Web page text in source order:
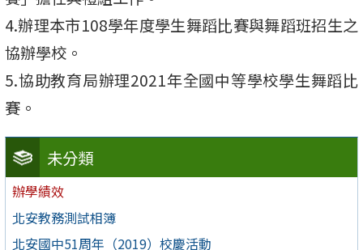
未分類
辦學績效
北安教務測試相簿
北安國中51周年（2019）校慶活動
4.辦理本市108學年度學生舞蹈比賽與舞蹈班招生之
協辦學校。
5.協助教育局辦理2021年全國中等學校學生舞蹈比
賽。